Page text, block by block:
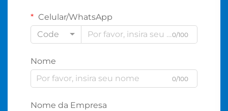
Celular/WhatsApp
Code
0/100
Nome
0/100
Nome da Empresa